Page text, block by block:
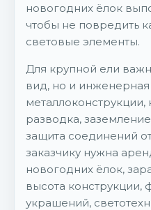
новогодних ёлок
чтобы не повредить
световые элементы.
Для крупной ели
вид, но и инженерная
разводка,
защита соединений
заказчику нужна
новогодних ёлок,
высота конструкции,
украшений,